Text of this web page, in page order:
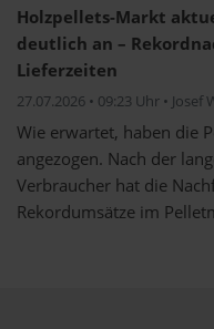
Holzpellets-Markt
deutlich an –
Lieferzeiten
27.07.2026 • 09:23 Uhr • Josef
Wie erwartet, haben die
angezogen. Nach der
Verbraucher hat die
Rekordumsätze im